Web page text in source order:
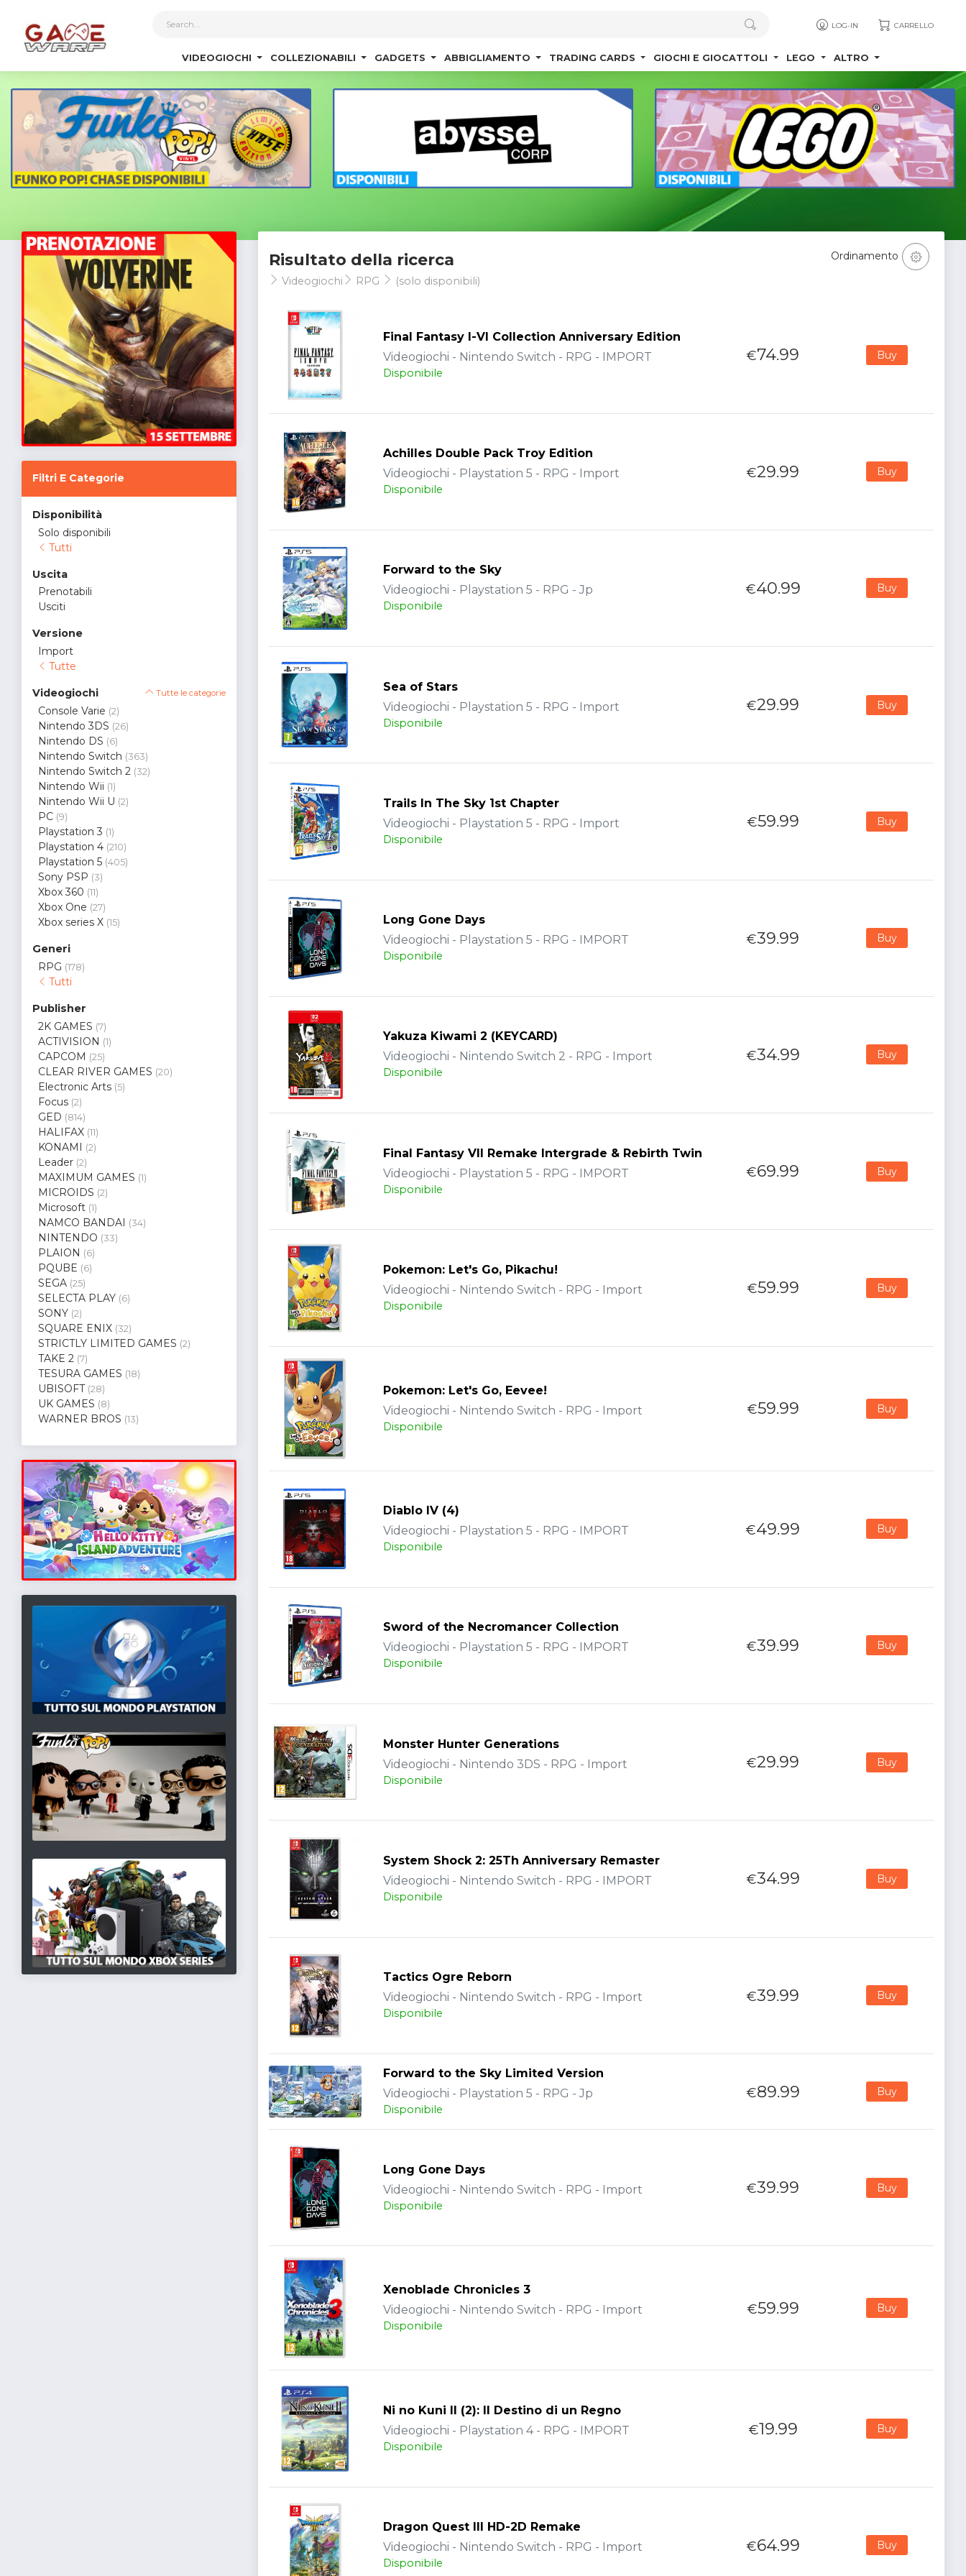
LOG-IN CARRELLO
VIDEOGIOCHI COLLEZIONABILI GADGETS ABBIGLIAMENTO TRADING CARDS GIOCHI E GIOCATTOLI LEGO ALTRO
Filtri E Categorie
Disponibilità
Solo disponibili
Tutti
Uscita
Prenotabili
Usciti
Versione
Import
Tutte
Videogiochi Tutte le categorie
Console Varie (2)
Nintendo 3DS (26)
Nintendo DS (6)
Nintendo Switch (363)
Nintendo Switch 2 (32)
Nintendo Wii (1)
Nintendo Wii U (2)
PC (9)
Playstation 3 (1)
Playstation 4 (210)
Playstation 5 (405)
Sony PSP (3)
Xbox 360 (11)
Xbox One (27)
Xbox series X (15)
Generi
RPG (178)
Tutti
Publisher
2K GAMES (7)
ACTIVISION (1)
CAPCOM (25)
CLEAR RIVER GAMES (20)
Electronic Arts (5)
Focus (2)
GED (814)
HALIFAX (11)
KONAMI (2)
Leader (2)
MAXIMUM GAMES (1)
MICROIDS (2)
Microsoft (1)
NAMCO BANDAI (34)
NINTENDO (33)
PLAION (6)
PQUBE (6)
SEGA (25)
SELECTA PLAY (6)
SONY (2)
SQUARE ENIX (32)
STRICTLY LIMITED GAMES (2)
TAKE 2 (7)
TESURA GAMES (18)
UBISOFT (28)
UK GAMES (8)
WARNER BROS (13)
Risultato della ricerca
Videogiochi RPG (solo disponibili)
Ordinamento
Final Fantasy I-VI Collection Anniversary Edition
Videogiochi - Nintendo Switch - RPG - IMPORT
Disponibile
€74.99 Buy
Achilles Double Pack Troy Edition
Videogiochi - Playstation 5 - RPG - Import
Disponibile
€29.99 Buy
Forward to the Sky
Videogiochi - Playstation 5 - RPG - Jp
Disponibile
€40.99 Buy
Sea of Stars
Videogiochi - Playstation 5 - RPG - Import
Disponibile
€29.99 Buy
Trails In The Sky 1st Chapter
Videogiochi - Playstation 5 - RPG - Import
Disponibile
€59.99 Buy
Long Gone Days
Videogiochi - Playstation 5 - RPG - IMPORT
Disponibile
€39.99 Buy
Yakuza Kiwami 2 (KEYCARD)
Videogiochi - Nintendo Switch 2 - RPG - Import
Disponibile
€34.99 Buy
Final Fantasy VII Remake Intergrade & Rebirth Twin
Videogiochi - Playstation 5 - RPG - IMPORT
Disponibile
€69.99 Buy
Pokemon: Let's Go, Pikachu!
Videogiochi - Nintendo Switch - RPG - Import
Disponibile
€59.99 Buy
Pokemon: Let's Go, Eevee!
Videogiochi - Nintendo Switch - RPG - Import
Disponibile
€59.99 Buy
Diablo IV (4)
Videogiochi - Playstation 5 - RPG - IMPORT
Disponibile
€49.99 Buy
Sword of the Necromancer Collection
Videogiochi - Playstation 5 - RPG - IMPORT
Disponibile
€39.99 Buy
Monster Hunter Generations
Videogiochi - Nintendo 3DS - RPG - Import
Disponibile
€29.99 Buy
System Shock 2: 25Th Anniversary Remaster
Videogiochi - Nintendo Switch - RPG - IMPORT
Disponibile
€34.99 Buy
Tactics Ogre Reborn
Videogiochi - Nintendo Switch - RPG - Import
Disponibile
€39.99 Buy
Forward to the Sky Limited Version
Videogiochi - Playstation 5 - RPG - Jp
Disponibile
€89.99 Buy
Long Gone Days
Videogiochi - Nintendo Switch - RPG - Import
Disponibile
€39.99 Buy
Xenoblade Chronicles 3
Videogiochi - Nintendo Switch - RPG - Import
Disponibile
€59.99 Buy
Ni no Kuni II (2): Il Destino di un Regno
Videogiochi - Playstation 4 - RPG - IMPORT
Disponibile
€19.99 Buy
Dragon Quest III HD-2D Remake
Videogiochi - Nintendo Switch - RPG - Import
Disponibile
€64.99 Buy